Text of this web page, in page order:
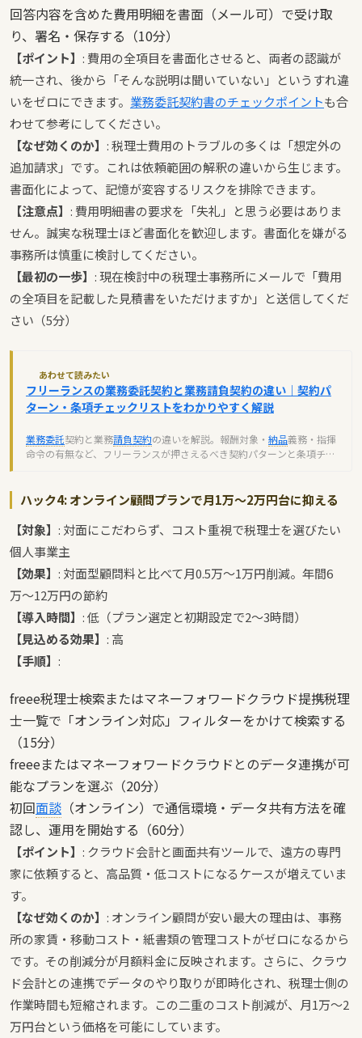
回答内容を含めた費用明細を書面（メール可）で受け取
り、署名・保存する（10分）
【ポイント】 : 費用の全項目を書面化させると、両者の認識が
統一され、後から「そんな説明は聞いていない」というすれ違
いをゼロにできます。 業務委託契約書のチェックポイントも合
わせて参考にしてください。
【なぜ効くのか】 : 税理士費用のトラブルの多くは「想定外の
追加請求」です。これは依頼範囲の解釈の違いから生じます。
書面化によって、記憶が変容するリスクを排除できます。
【注意点】 : 費用明細書の要求を「失礼」と思う必要はありま
せん。誠実な税理士ほど書面化を歓迎します。書面化を嫌がる
事務所は慎重に検討してください。
【最初の一歩】 : 現在検討中の税理士事務所にメールで「費用
の全項目を記載した見積書をいただけますか」と送信してくだ
さい（5分）
あわせて読みたい
フリーランスの業務委託契約と業務請負契約の違い｜契約パ
ターン・条項チェックリストをわかりやすく解説
業務委託契約と業務請負契約の違いを解説。報酬対象・ 納品義務・指揮
命令の有無など、フリーランスが押さえるべき契約パターンと条項チェ
ハック4: オンライン顧問プランで月1万〜2万円台に抑える
【対象】 : 対面にこだわらず、コスト重視で税理士を選びたい
個人事業主
【効果】 : 対面型顧問料と比べて月0.5万〜1万円削減。年間6
万〜12万円の節約
【導入時間】 : 低（プラン選定と初期設定で2〜3時間）
【見込める効果】 : 高
【手順】 :
freee税理士検索またはマネーフォワードクラウド提携税理
士一覧で「オンライン対応」フィルターをかけて検索する
（15分）
freeeまたはマネーフォワードクラウドとのデータ連携が可
能なプランを選ぶ（20分）
初回面談 （オンライン）で通信環境・データ共有方法を確
認し、運用を開始する（60分）
【ポイント】 : クラウド会計と画面共有ツールで、遠方の専門
家に依頼すると、高品質・低コストになるケースが増えていま
す。
【なぜ効くのか】 : オンライン顧問が安い最大の理由は、事務
所の家賃・移動コスト・紙書類の管理コストがゼロになるから
です。その削減分が月額料金に反映されます。さらに、クラウ
ド会計との連携でデータのやり取りが即時化され、税理士側の
作業時間も短縮されます。この二重のコスト削減が、月1万〜2
万円台という価格を可能にしています。